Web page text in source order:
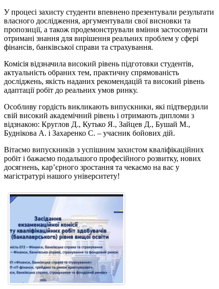
У процесі захисту студенти впевнено презентували результати
власного дослідження, аргументували свої висновки та
пропозиції, а також продемонстрували вміння застосовувати
отримані знання для вирішення реальних проблем у сфері
фінансів, банківської справи та страхування.
Комісія відзначила високий рівень підготовки студентів,
актуальність обраних тем, практичну спрямованість
досліджень, якість наданих рекомендацій та високий рівень
адаптації робіт до реальних умов ринку.
Особливу гордість викликають випускники, які підтвердили
свій високий академічний рівень і отримають дипломи з
відзнакою: Круглов Д., Кутько Я., Зайцев Д., Бушай М.,
Буднікова А. і Захаренко С. – учасник бойових дій.
Вітаємо випускників з успішним захистом кваліфікаційних
робіт і бажаємо подальшого професійного розвитку, нових
досягнень, кар’єрного зростання та чекаємо на вас у
магістратурі нашого університету!